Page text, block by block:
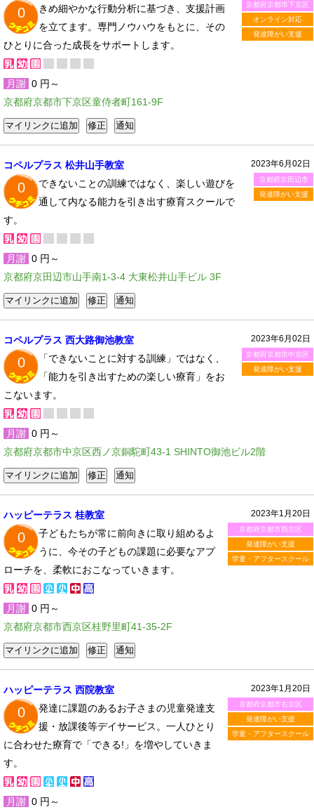
京都府京都市下京区
オンライン対応
発達障がい支援
0
きめ細やかな行動分析に基づき、支援計画
を立てます。専門ノウハウをもとに、その
ひとりに合った成長をサポートします。
月謝 0 円～
京都府京都市下京区童侍者町161-9F
2023年6月02日
京都府京田辺市
発達障がい支援
コペルプラス 松井山手教室
0
できないことの訓練ではなく、楽しい遊びを
通して内なる能力を引き出す療育スクールで
す。
月謝 0 円～
京都府京田辺市山手南1-3-4 大東松井山手ビル 3F
2023年6月02日
京都府京都市中京区
発達障がい支援
コペルプラス 西大路御池教室
0
「できないことに対する訓練」ではなく、
「能力を引き出すための楽しい療育」をお
こないます。
月謝 0 円～
京都府京都市中京区西ノ京銅駝町43-1 SHINTO御池ビル2階
2023年1月20日
京都府京都市西京区
発達障がい支援
学童・アフタースクール
ハッピーテラス 桂教室
0
子どもたちが常に前向きに取り組めるよ
うに、今その子どもの課題に必要なアプ
ローチを、柔軟におこなっていきます。
月謝 0 円～
京都府京都市西京区桂野里町41-35-2F
2023年1月20日
京都府京都市右京区
発達障がい支援
学童・アフタースクール
ハッピーテラス 西院教室
0
発達に課題のあるお子さまの児童発達支
援・放課後等デイサービス。一人ひとり
に合わせた療育で「できる!」を増やしていきま
す。
月謝 0 円～